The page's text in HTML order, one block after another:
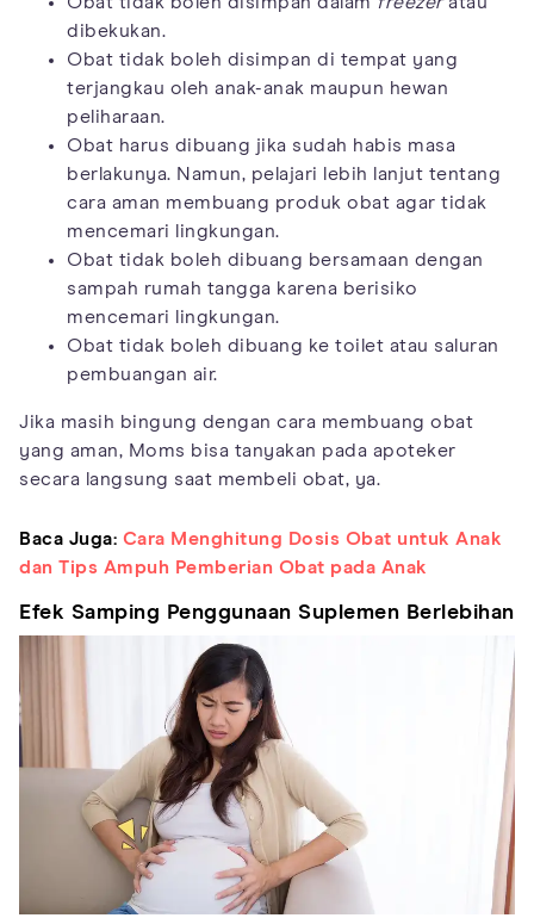
dibekukan.
Obat tidak boleh disimpan di tempat yang
terjangkau oleh anak-anak maupun hewan
peliharaan.
Obat harus dibuang jika sudah habis masa
berlakunya. Namun, pelajari lebih lanjut tentang
cara aman membuang produk obat agar tidak
mencemari lingkungan.
Obat tidak boleh dibuang bersamaan dengan
sampah rumah tangga karena berisiko
mencemari lingkungan.
Obat tidak boleh dibuang ke toilet atau saluran
pembuangan air.
Jika masih bingung dengan cara membuang obat
yang aman, Moms bisa tanyakan pada apoteker
secara langsung saat membeli obat, ya.
Baca Juga: Cara Menghitung Dosis Obat untuk Anak
dan Tips Ampuh Pemberian Obat pada Anak
Efek Samping Penggunaan Suplemen Berlebihan